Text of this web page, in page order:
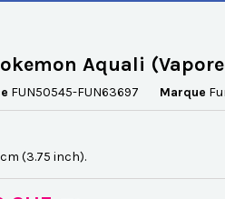
Aquali
FUN50545-FUN63697 Marque
cm (3.75 inch).